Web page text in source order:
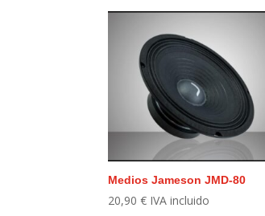
Medios Jameson JMD-80
20,90€ IVA incluido